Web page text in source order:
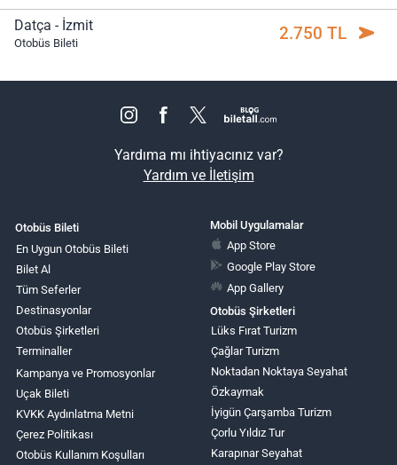
Datça - İzmit
Otobüs Bileti 2.750 TL
Yardıma mı ihtiyacınız var?
Yardım ve İletişim
Otobüs Bileti
En Uygun Otobüs Bileti
Bilet Al
Tüm Seferler
Destinasyonlar
Otobüs Şirketleri
Terminaller
Kampanya ve Promosyonlar
Uçak Bileti
KVKK Aydınlatma Metni
Çerez Politikası
Otobüs Kullanım Koşulları
Mobil Uygulamalar
App Store
Google Play Store
App Gallery
Otobüs Şirketleri
Lüks Fırat Turizm
Çağlar Turizm
Noktadan Noktaya Seyahat
Özkaymak
İyigün Çarşamba Turizm
Çorlu Yıldız Tur
Karapınar Seyahat